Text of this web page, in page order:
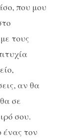
που μου
τους
αν θα
σε
σου.
ένας τον